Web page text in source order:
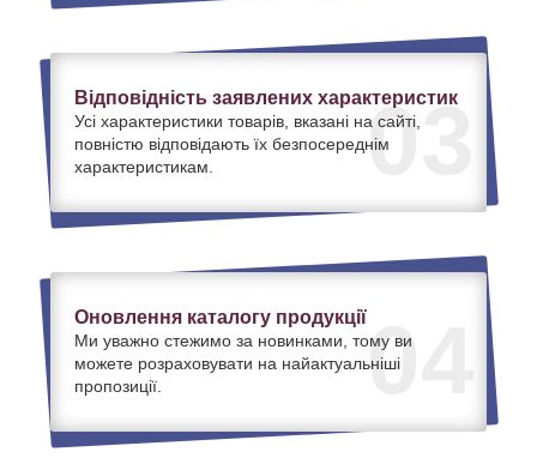
03
Відповідність заявлених характеристик
Усі характеристики товарів, вказані на сайті,
повністю відповідають їх безпосереднім
характеристикам.
04
Оновлення каталогу продукції
Ми уважно стежимо за новинками, тому ви
можете розраховувати на найактуальніші
пропозиції.